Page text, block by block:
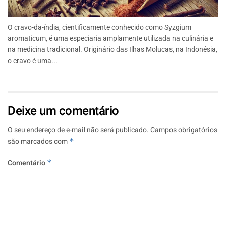
O cravo-da-índia, cientificamente conhecido como Syzgium
aromaticum, é uma especiaria amplamente utilizada na culinária e
na medicina tradicional. Originário das Ilhas Molucas, na Indonésia,
o cravo é uma...
Deixe um comentário
O seu endereço de e-mail não será publicado.Campos obrigatórios
são marcados com *
Comentário *